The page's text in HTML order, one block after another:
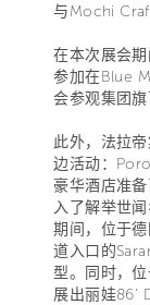
与Mochi
在本次展会
参加在Blue
会参观集团旗
此外，法拉
边活动：
豪华酒店准
入了解举世
期间，位于
道入口的
型。同时，
展出丽娃86’